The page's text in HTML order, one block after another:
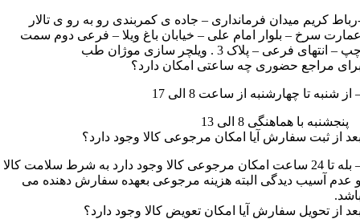
رباط کریم میدان فرمانداری – جاده ی کمربندی رو به رو ی تالار
سرخ – بلوار امام علی – خیابان باغ ویلا – فرعی دوم سمت
– انتهای فرعی – پلاک 3 . ویلچر سازی موژان طب
مراجع حضوری چه ساعتی امکان دارد؟
از شنبه تا چهارشنبه از ساعت 8 الی 17
با هماهنگی 8 الی 13
از ثبت سفارش آیا امکان مرجوعی کالا وجود دارد؟
– بله تا 24 ساعت امکان مرجوعی کالا وجود دارد به شرط سلامت کالا
عدم آسیب دیدگی البته هزینه مرجوعی بعهده سفارش دهنده می
از تحویل سفارش آیا امکان تعویض کالا وجود دارد؟